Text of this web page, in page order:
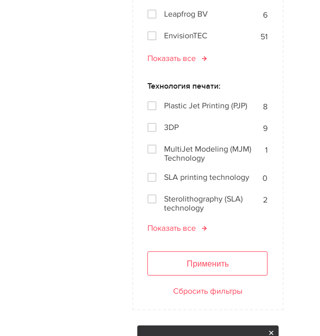
Leapfrog BV 6
EnvisionTEC 51
Показать все
Технология печати:
Plastic Jet Printing (PJP)
8
3DP 9
MultiJet Modeling (MJM)
Technology
1
SLA printing technology 0
Sterolithography (SLA)
technology
2
Показать все
Применить
Сбросить фильтры